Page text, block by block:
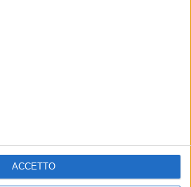
ACCETTO
Radio Italia Tv